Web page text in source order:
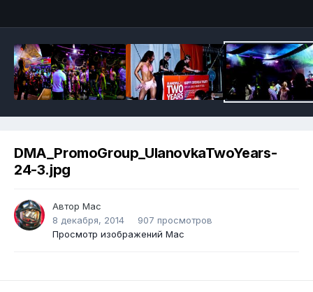
DMA_PromoGroup_UlanovkaTwoYears-
24-3.jpg
Автор Mac
8 декабря, 2014
907 просмотров
Просмотр изображений Mac